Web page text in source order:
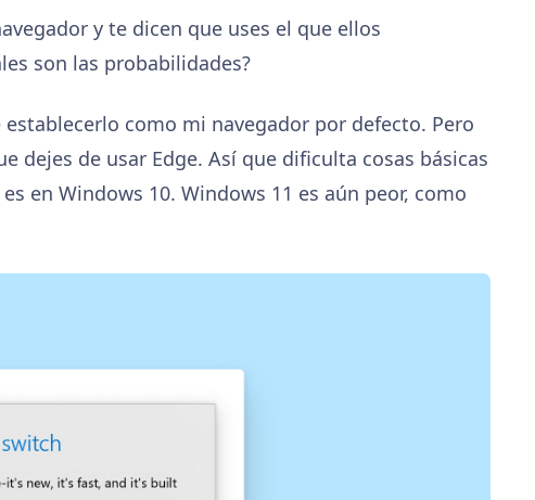
y te dicen que uses el que ellos
son las probabilidades?
como mi navegador por defecto. Pero
dejes de usar Edge. Así que dificulta cosas básicas
en Windows 10. Windows 11 es aún peor, como